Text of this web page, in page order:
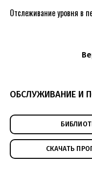
Отслеживание уровня в
ОБСЛУЖИВАНИЕ И
СКАЧАТЬ